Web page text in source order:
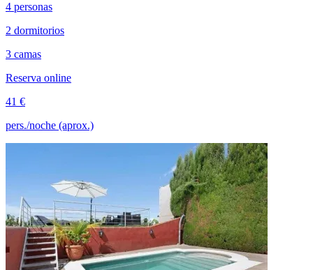
4 personas
2 dormitorios
3 camas
Reserva online
41 €
pers./noche (aprox.)